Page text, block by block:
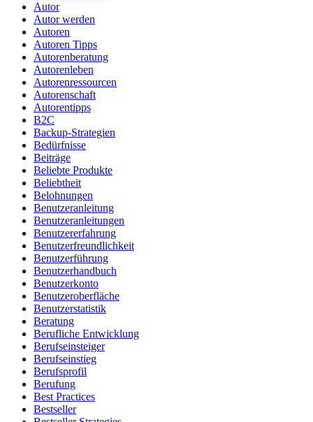
Autor
Autor werden
Autoren
Autoren Tipps
Autorenberatung
Autorenleben
Autorenressourcen
Autorenschaft
Autorentipps
B2C
Backup-Strategien
Bedürfnisse
Beiträge
Beliebte Produkte
Beliebtheit
Belohnungen
Benutzeranleitung
Benutzeranleitungen
Benutzererfahrung
Benutzerfreundlichkeit
Benutzerführung
Benutzerhandbuch
Benutzerkonto
Benutzeroberfläche
Benutzerstatistik
Beratung
Berufliche Entwicklung
Berufseinsteiger
Berufseinstieg
Berufsprofil
Berufung
Best Practices
Bestseller